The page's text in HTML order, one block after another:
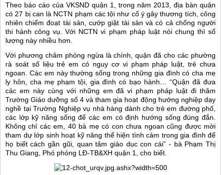
Theo báo cáo của VKSND quận 1, trong năm 2013, địa bàn quận
có 27 bị can là NCTN phạm các tội như cố ý gây thương tích, công
nhiên chiếm đoạt tài sản, cướp giật tài sản và có cả chống người
thi hành công vụ. Với NCTN vi phạm pháp luật nói chung thì số
lượng này nhiều hơn.
Với phương châm phòng ngừa là chính, quận đã cho các phường
rà soát số liệu trẻ em có nguy cơ vi phạm pháp luật, trẻ chưa
ngoan. Các em này thường sống trong những gia đình có cha mẹ
ly hôn, cha mẹ phạm tội, gia đình có bạo hành… “Quận đã đưa
các em này cùng với những em đã vi phạm pháp luật đi thăm
Trường Giáo dưỡng số 4 và tham gia hoạt động hướng nghiệp dạy
nghề tại Trường Nghiệp vụ nhà hàng dành cho trẻ em đường phố,
các lớp kỹ năng sống để các em có định hướng sống đúng đắn.
Không chỉ các em, 40 bà mẹ có con chưa ngoan cũng được mời
tham dự lớp sinh hoạt kỹ năng thể hiện tình cảm trong gia đình để
họ biết cách gần gũi, quan tâm giáo dục con cái” - bà Phạm Thị
Thu Giang, Phó phòng LĐ-TB&XH quận 1, cho biết.